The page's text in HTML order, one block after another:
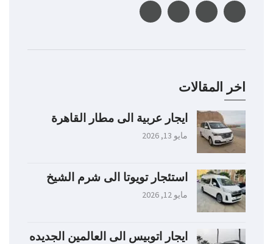
اخر المقالات
ايجار عربية الى مطار القاهرة
مايو 13, 2026
استئجار تويوتا الى شرم الشيخ
مايو 12, 2026
ايجار اتوبيس الى العالمين الجديده